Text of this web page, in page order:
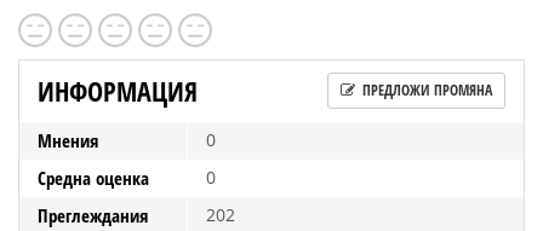
ИНФОРМАЦИЯ ПРЕДЛОЖИ ПРОМЯНА
Мнения 0
Средна оценка 0
Преглеждания 202